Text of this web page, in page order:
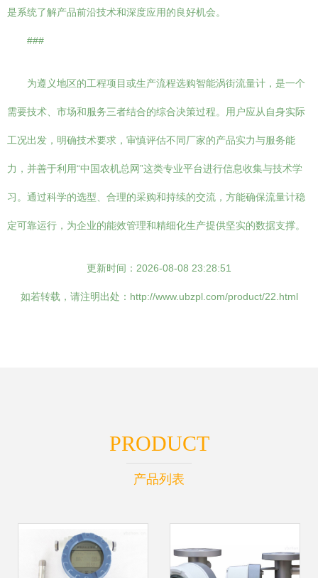
是系统了解产品前沿技术和深度应用的良好机会。
###
为遵义地区的工程项目或生产流程选购智能涡街流量计，是一个
需要技术、市场和服务三者结合的综合决策过程。用户应从自身实际
工况出发，明确技术要求，审慎评估不同厂家的产品实力与服务能
力，并善于利用“中国农机总网”这类专业平台进行信息收集与技术学
习。通过科学的选型、合理的采购和持续的交流，方能确保流量计稳
定可靠运行，为企业的能效管理和精细化生产提供坚实的数据支撑。
更新时间：2026-08-08 23:28:51
如若转载，请注明出处：http://www.ubzpl.com/product/22.html
PRODUCT
产品列表